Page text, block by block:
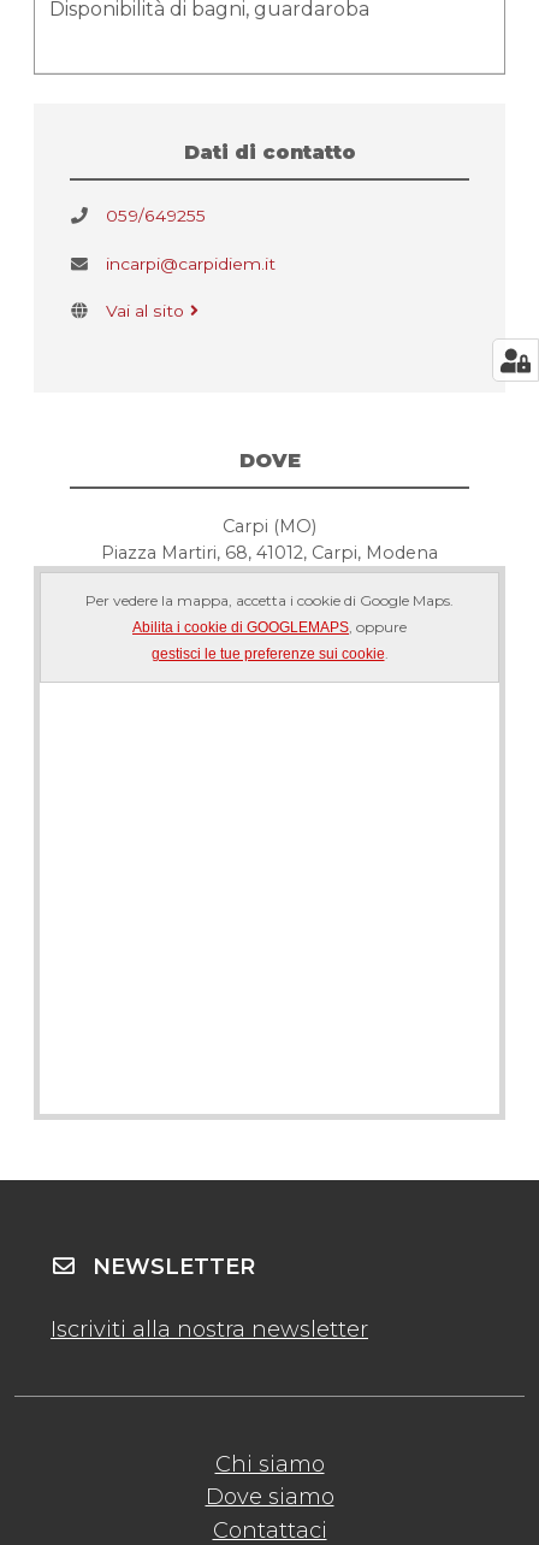
Disponibilità di bagni, guardaroba
Dati di contatto
059/649255
incarpi@carpidiem.it
Vai al sito
DOVE
Carpi (MO)
Piazza Martiri, 68, 41012, Carpi, Modena
Per vedere la mappa, accetta i cookie di Google Maps.
Abilita i cookie di GOOGLEMAPS, oppure
gestisci le tue preferenze sui cookie.
Chi siamo
Dove siamo
Contattaci
NEWSLETTER
Iscriviti alla nostra newsletter